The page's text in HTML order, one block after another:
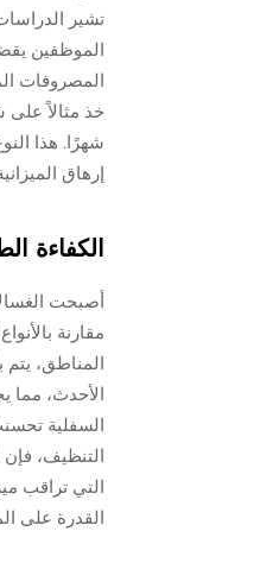
الموظفين
المصروفات
شهرًا. هذا
إرهاق
الكفاءة
أصبحت
مقارنة
المناطق، يتم
الأحدث، مما
السفلية
التنظيف،
التي تراقب
القدرة على